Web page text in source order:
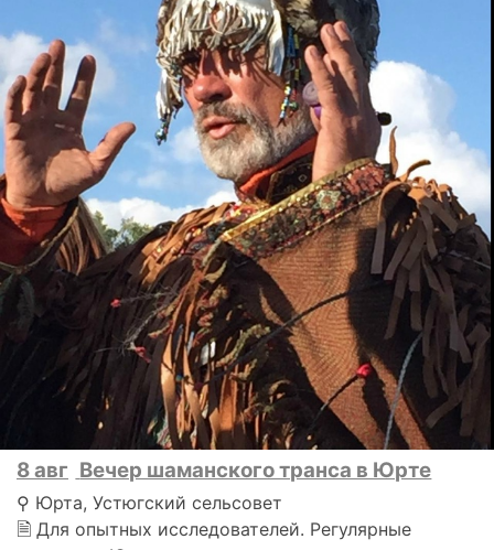
8 авг Вечер шаманского транса в Юрте
⚲ Юрта, Устюгский сельсовет
🗎 Для опытных исследователей. Регулярные